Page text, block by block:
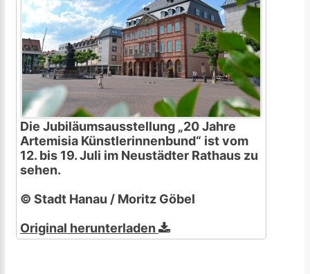
Die Jubiläumsausstellung „20 Jahre
Artemisia Künstlerinnenbund“ ist vom
12. bis 19. Juli im Neustädter Rathaus zu
sehen.
© Stadt Hanau / Moritz Göbel
Original herunterladen